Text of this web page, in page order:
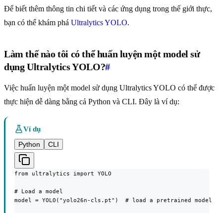
Để biết thêm thông tin chi tiết và các ứng dụng trong thế giới thực,
bạn có thể khám phá Ultralytics YOLO.
Làm thế nào tôi có thể huấn luyện một model sử
dụng Ultralytics YOLO?#
Việc huấn luyện một model sử dụng Ultralytics YOLO có thể được
thực hiện dễ dàng bằng cả Python và CLI. Đây là ví dụ:
Ví dụ
Python
CLI
from ultralytics import YOLO
# Load a model
model = YOLO("yolo26n-cls.pt")  # load a pretrained model